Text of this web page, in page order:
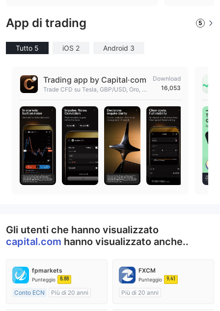
App di trading 5
Tutto 5 iOS 2 Android 3
Trading app by Capital·com
Trade CFD su Tesla, GBP/USD, Oro, Pe
Download
16,053
Gli utenti che hanno visualizzato
capital.com hanno visualizzato anche..
fpmarkets
Punteggio 8.88
Conto ECN
Più di 20 anni
FXCM
Punteggio 9.41
Più di 20 anni